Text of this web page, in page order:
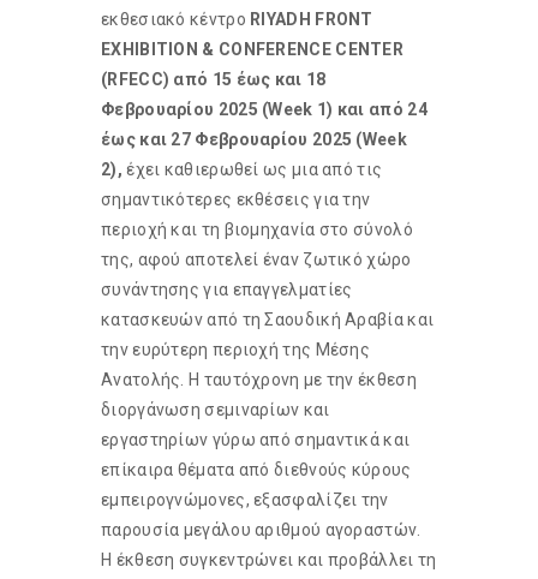
εκθεσιακό κέντρο RIYADH FRONT
EXHIBITION & CONFERENCE CENTER
(RFECC) από 15 έως και 18
Φεβρουαρίου 2025 (Week 1) και από 24
έως και 27 Φεβρουαρίου 2025 (Week
2), έχει καθιερωθεί ως μια από τις
σημαντικότερες εκθέσεις για την
περιοχή και τη βιομηχανία στο σύνολό
της, αφού αποτελεί έναν ζωτικό χώρο
συνάντησης για επαγγελματίες
κατασκευών από τη Σαουδική Αραβία και
την ευρύτερη περιοχή της Μέσης
Ανατολής. Η ταυτόχρονη με την έκθεση
διοργάνωση σεμιναρίων και
εργαστηρίων γύρω από σημαντικά και
επίκαιρα θέματα από διεθνούς κύρους
εμπειρογνώμονες, εξασφαλίζει την
παρουσία μεγάλου αριθμού αγοραστών.
Η έκθεση συγκεντρώνει και προβάλλει τη